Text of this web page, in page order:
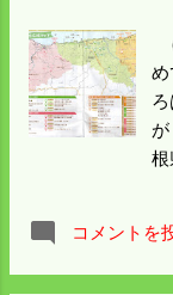
だ
ー
も
と
め
根
か
さ
コメントを